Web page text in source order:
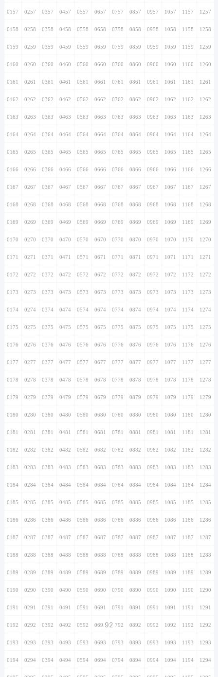
0157 0257 0357 0457 0557 0657 0757 0857 0957 1057 1157 1257
0158 0258 0358 0458 0558 0658 0758 0858 0958 1058 1158 1258
0159 0259 0359 0459 0559 0659 0759 0859 0959 1059 1159 1259
0160 0260 0360 0460 0560 0660 0760 0860 0960 1060 1160 1260
0161 0261 0361 0461 0561 0661 0761 0861 0961 1061 1161 1261
0162 0262 0362 0462 0562 0662 0762 0862 0962 1062 1162 1262
0163 0263 0363 0463 0563 0663 0763 0863 0963 1063 1163 1263
0164 0264 0364 0464 0564 0664 0764 0864 0964 1064 1164 1264
0165 0265 0365 0465 0565 0665 0765 0865 0965 1065 1165 1265
0166 0266 0366 0466 0566 0666 0766 0866 0966 1066 1166 1266
0167 0267 0367 0467 0567 0667 0767 0867 0967 1067 1167 1267
0168 0268 0368 0468 0568 0668 0768 0868 0968 1068 1168 1268
0169 0269 0369 0469 0569 0669 0769 0869 0969 1069 1169 1269
0170 0270 0370 0470 0570 0670 0770 0870 0970 1070 1170 1270
0171 0271 0371 0471 0571 0671 0771 0871 0971 1071 1171 1271
0172 0272 0372 0472 0572 0672 0772 0872 0972 1072 1172 1272
0173 0273 0373 0473 0573 0673 0773 0873 0973 1073 1173 1273
0174 0274 0374 0474 0574 0674 0774 0874 0974 1074 1174 1274
0175 0275 0375 0475 0575 0675 0775 0875 0975 1075 1175 1275
0176 0276 0376 0476 0576 0676 0776 0876 0976 1076 1176 1276
0177 0277 0377 0477 0577 0677 0777 0877 0977 1077 1177 1277
0178 0278 0378 0478 0578 0678 0778 0878 0978 1078 1178 1278
0179 0279 0379 0479 0579 0679 0779 0879 0979 1079 1179 1279
0180 0280 0380 0480 0580 0680 0780 0880 0980 1080 1180 1280
0181 0281 0381 0481 0581 0681 0781 0881 0981 1081 1181 1281
0182 0282 0382 0482 0582 0682 0782 0882 0982 1082 1182 1282
0183 0283 0383 0483 0583 0683 0783 0883 0983 1083 1183 1283
0184 0284 0384 0484 0584 0684 0784 0884 0984 1084 1184 1284
0185 0285 0385 0485 0585 0685 0785 0885 0985 1085 1185 1285
0186 0286 0386 0486 0586 0686 0786 0886 0986 1086 1186 1286
0187 0287 0387 0487 0587 0687 0787 0887 0987 1087 1187 1287
0188 0288 0388 0488 0588 0688 0788 0888 0988 1088 1188 1288
0189 0289 0389 0489 0589 0689 0789 0889 0989 1089 1189 1289
0190 0290 0390 0490 0590 0690 0790 0890 0990 1090 1190 1290
0191 0291 0391 0491 0591 0691 0791 0891 0991 1091 1191 1291
0192 0292 0392 0492 0592 0692920792 0892 0992 1092 1192 1292
0193 0293 0393 0493 0593 0693 0793 0893 0993 1093 1193 1293
0194 0294 0394 0494 0594 0694 0794 0894 0994 1094 1194 1294